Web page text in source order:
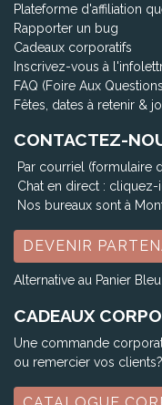
Plateforme d'affiliation
Rapporter un bug
Cadeaux corporatifs
Inscrivez-vous à
FAQ (Foire Aux
Fêtes, dates à retenir &
CONTACTEZ-
Par courriel (formulaire
Chat en direct : cliquez-
Nos bureaux sont à
DEVENIR
Alternative au Panier Bleu
CADEAUX
Une commande
ou remercier vos clients?